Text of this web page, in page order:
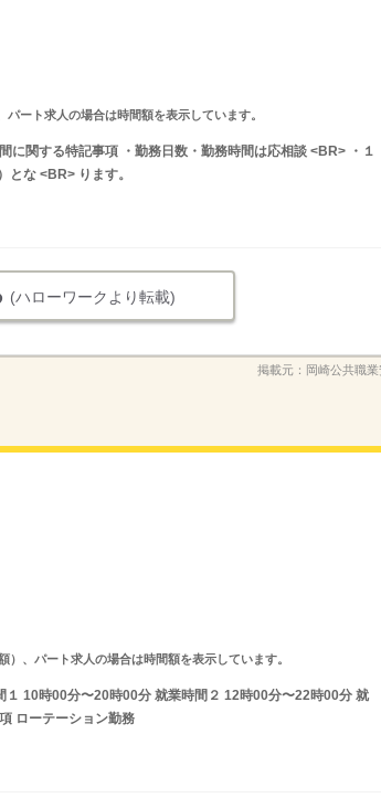
ート求人の場合は時間額を表示しています。
関する特記事項 ・勤務日数・勤務時間は応相談 <BR> ・１
とな <BR> ります。
(ハローワークより転載)
掲載元： 岡崎公共職
、パート求人の場合は時間額を表示しています。
10時00分〜20時00分 就業時間２ 12時00分〜22時00分 就
ローテーション勤務